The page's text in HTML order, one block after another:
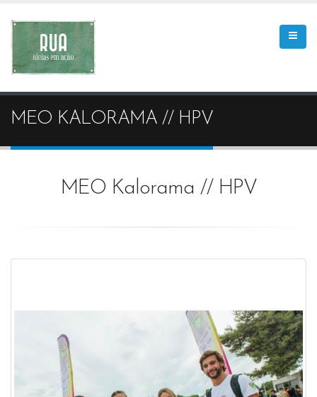
MEO KALORAMA // HPV
MEO Kalorama // HPV